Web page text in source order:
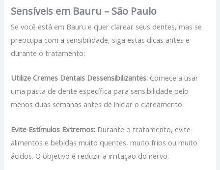
Sensíveis em Bauru – São Paulo
Se você está em Bauru e quer clarear seus dentes, mas se
preocupa com a sensibilidade, siga estas dicas antes e
durante o tratamento:
Utilize Cremes Dentais Dessensibilizantes: Comece a usar
uma pasta de dente específica para sensibilidade pelo
menos duas semanas antes de iniciar o clareamento.
Evite Estímulos Extremos: Durante o tratamento, evite
alimentos e bebidas muito quentes, muito frios ou muito
ácidos. O objetivo é reduzir a irritação do nervo.